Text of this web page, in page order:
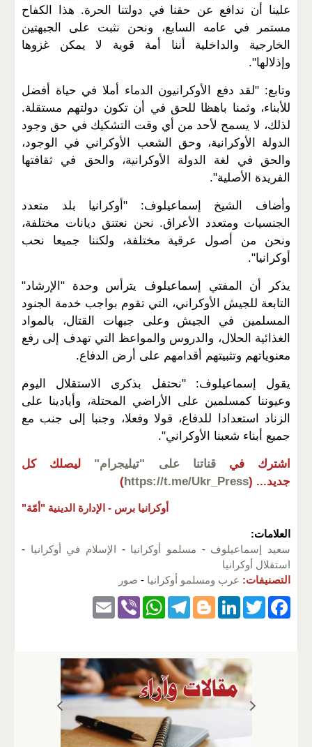
علينا أن ندافع عن حقنا في دولتنا الحرة. هذا الكفاح
مستمر في عامه السابع، ونحن نثبت على الجبهتين
الخارجية والداخلية أننا أمة قوية لا يمكن غزوها
وإذلالها".
وتابع: "لقد دفع الأوكرانيون الدماء أملا في حياة أفضل
للأبناء، وثمنا باهظا للحق في أن تكون دولتهم مستقلة.
لذلك، لا يسمح لأحد من أي وقت التشكيك في حق وجود
الدولة الأوكرانية، وحق الشعب الأوكراني في الوجود،
والحق في لغة الدولة الأوكرانية، والحق في ثقافتها
الفريدة الأصلية".
وأضاف الشيخ إسماعيلوف: "أوكرانيا بلد متعدد
الجنسيات ومتعدد الأعراق. نحن نعتنق ديانات مختلفة،
ونحن من أصول عرقية مختلفة، ولكننا جميعا نحب
أوكرانيا".
يذكر أن المفتي إسماعيلوف يترأس وحدة "الإرشاد"
التابعة للجيش الأوكراني، التي تقوم بواجب خدمة الجنود
المسلمين في الجيش وعلى جبهات القتال، بالمواد
الغذائية الحلال، والدروس والمواعظ التي تهدف إلى رفع
معنوياتهم وتثبيتهم أقدامهم على أرض الدفاع.
يقول إسماعيلوف: "نحتفل بذكرى الاستقلال اليوم
وعيوننا كمسلمين على الأراضي المحتلة، وأيادينا على
الزناد استعدادا للدفاع، قولا وفعلا، وجنبا إلى جنب مع
جميع أبناء شعبنا الأوكراني".
اشترك في قناتنا على "تيليجرام"
ليصلك كل
جديد... (
https://t.me/Ukr_Press
)
أوكرانيا برس - الإدارة الدينية "أمّة"
العلامات:
سعيد إسماعيلوف - مسلمو أوكرانيا - الإسلام في أوكرانيا -
استقلال أوكرانيا
التصنيفات: عرب ومسلمو أوكرانيا - صور
F
T
er
Li
e
dI
Bl
g
er
T
gr
a
m
W
s
A
p
p
Vi